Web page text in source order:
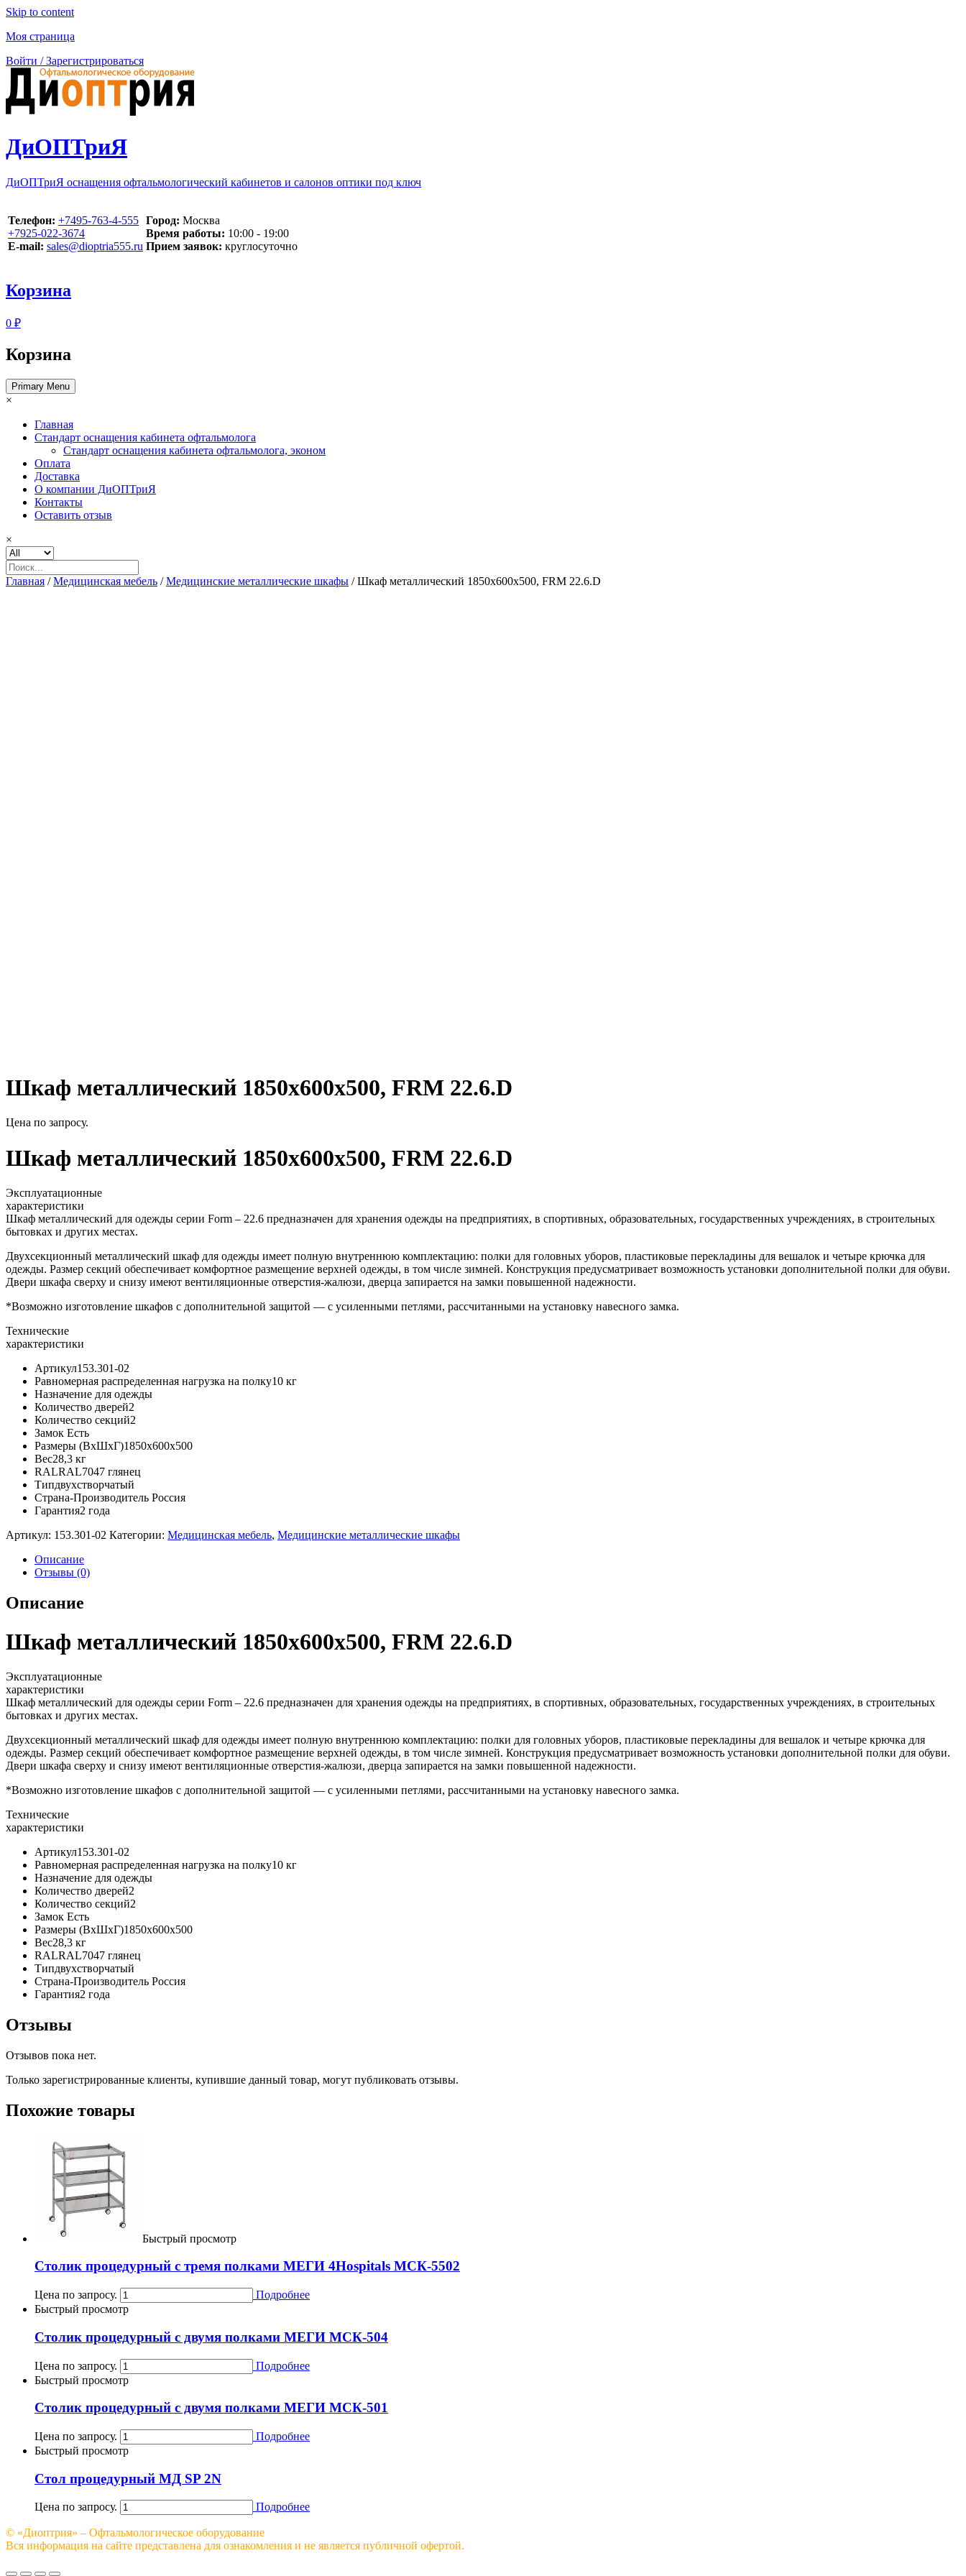
Skip to content
Моя страница
Войти / Зарегистрироваться
ДиОПТриЯ
ДиОПТриЯ оснащения офтальмологический кабинетов и салонов оптики под ключ
Телефон: ‪+7495-763-4-555‬
‪+7925-022-3674‬
E-mail: sales@dioptria555.ru
Город: Москва
Время работы: 10:00 - 19:00
Прием заявок: круглосуточно
Корзина
0 ₽
Корзина
Primary Menu
×
Главная
Стандарт оснащения кабинета офтальмолога
Стандарт оснащения кабинета офтальмолога, эконом
Оплата
Доставка
О компании ДиОПТриЯ
Контакты
Оставить отзыв
×
Главная /Медицинская мебель /Медицинские металлические шкафы / Шкаф металлический 1850x600x500, FRM 22.6.D
Шкаф металлический 1850x600x500, FRM 22.6.D
Цена по запросу.
Шкаф металлический 1850x600x500, FRM 22.6.D
Эксплуатационные
характеристики
Шкаф металлический для одежды серии Form – 22.6 предназначен для хранения одежды на предприятиях, в спортивных, образовательных, государственных учреждениях, в строительных
бытовках и других местах.
Двухсекционный металлический шкаф для одежды имеет полную внутреннюю комплектацию: полки для головных уборов, пластиковые перекладины для вешалок и четыре крючка для
одежды. Размер секций обеспечивает комфортное размещение верхней одежды, в том числе зимней. Конструкция предусматривает возможность установки дополнительной полки для обуви.
Двери шкафа сверху и снизу имеют вентиляционные отверстия-жалюзи, дверца запирается на замки повышенной надежности.
*Возможно изготовление шкафов с дополнительной защитой — с усиленными петлями, рассчитанными на установку навесного замка.
Технические
характеристики
Артикул153.301-02
Равномерная распределенная нагрузка на полку10 кг
Назначение для одежды
Количество дверей2
Количество секций2
Замок Есть
Размеры (ВхШхГ)1850x600x500
Вес28,3 кг
RALRAL7047 глянец
Типдвухстворчатый
Страна-Производитель Россия
Гарантия2 года
Артикул: 153.301-02 Категории: Медицинская мебель, Медицинские металлические шкафы
Описание
Отзывы (0)
Описание
Шкаф металлический 1850x600x500, FRM 22.6.D
Эксплуатационные
характеристики
Шкаф металлический для одежды серии Form – 22.6 предназначен для хранения одежды на предприятиях, в спортивных, образовательных, государственных учреждениях, в строительных
бытовках и других местах.
Двухсекционный металлический шкаф для одежды имеет полную внутреннюю комплектацию: полки для головных уборов, пластиковые перекладины для вешалок и четыре крючка для
одежды. Размер секций обеспечивает комфортное размещение верхней одежды, в том числе зимней. Конструкция предусматривает возможность установки дополнительной полки для обуви.
Двери шкафа сверху и снизу имеют вентиляционные отверстия-жалюзи, дверца запирается на замки повышенной надежности.
*Возможно изготовление шкафов с дополнительной защитой — с усиленными петлями, рассчитанными на установку навесного замка.
Технические
характеристики
Артикул153.301-02
Равномерная распределенная нагрузка на полку10 кг
Назначение для одежды
Количество дверей2
Количество секций2
Замок Есть
Размеры (ВхШхГ)1850x600x500
Вес28,3 кг
RALRAL7047 глянец
Типдвухстворчатый
Страна-Производитель Россия
Гарантия2 года
Отзывы
Отзывов пока нет.
Только зарегистрированные клиенты, купившие данный товар, могут публиковать отзывы.
Похожие товары
Быстрый просмотр
Столик процедурный с тремя полками МЕГИ 4Hospitals МСК-5502
Цена по запросу.
Подробнее
Быстрый просмотр
Столик процедурный с двумя полками МЕГИ МСК-504
Цена по запросу.
Подробнее
Быстрый просмотр
Столик процедурный с двумя полками МЕГИ МСК-501
Цена по запросу.
Подробнее
Быстрый просмотр
Стол процедурный МД SP 2N
Цена по запросу. Подробнее
© «Диоптрия» – Офтальмологическое оборудование
Вся информация на сайте представлена для ознакомления и не является публичной офертой.